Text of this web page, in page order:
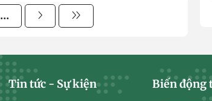
...
Tin tức - Sự kiện Biến động